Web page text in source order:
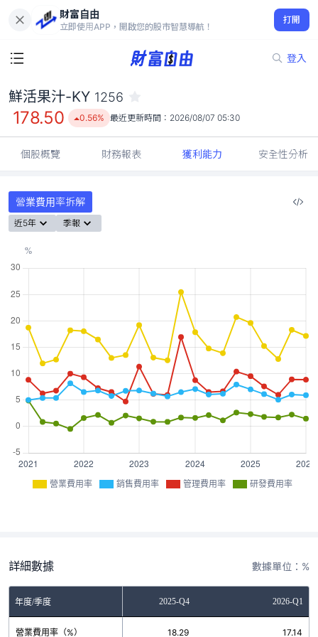
財富自由
立即使用APP，開啟您的股市智慧導航！
打開
登入
178.50
0.56%
鮮活果汁-KY 1256
178.50 0.56% 最近更新時間： 2026/08/07 05:30
個股概覽 財務報表 獲利能力 安全性分析
營業費用率拆解
近5年 季報
營業費用率 銷售費用率 管理費用率 研發費用率
詳細數據 數據單位：%
年度/季度2025-Q3 2025-Q4 2026-Q1
營業費用率（%）
12.77 18.29 17.14